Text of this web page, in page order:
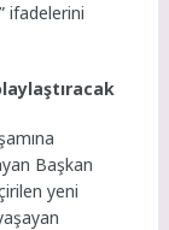
ifadelerini
Başkan
yeni